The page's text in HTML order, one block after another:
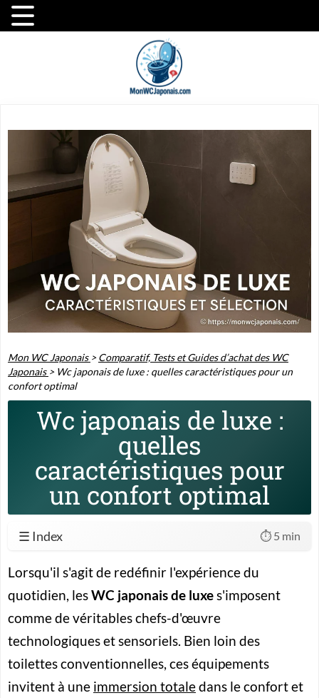
Mon WC Japonais >Comparatif, Tests et Guides d’achat des WC
Japonais > Wc japonais de luxe : quelles caractéristiques pour un
confort optimal
Wc japonais de luxe :
quelles
caractéristiques pour
un confort optimal
☰ Index ⏱️ 5 min
Lorsqu'il s'agit de redéfinir l'expérience du
quotidien, lesWC japonais de luxes'imposent
comme de véritables chefs-d'œuvre
technologiques et sensoriels. Bien loin des
toilettes conventionnelles, ces équipements
invitent à une immersion totaledans le confort et